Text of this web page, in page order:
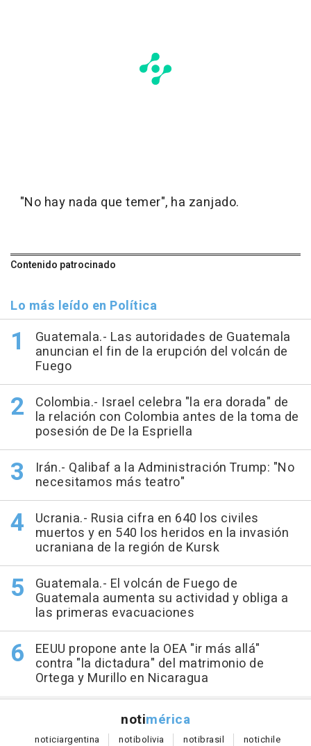
"No hay nada que temer", ha zanjado.
Contenido patrocinado
Lo más leído en Política
Guatemala.- Las autoridades de Guatemala
anuncian el fin de la erupción del volcán de
Fuego
Colombia.- Israel celebra "la era dorada" de
la relación con Colombia antes de la toma de
posesión de De la Espriella
Irán.- Qalibaf a la Administración Trump: "No
necesitamos más teatro"
Ucrania.- Rusia cifra en 640 los civiles
muertos y en 540 los heridos en la invasión
ucraniana de la región de Kursk
Guatemala.- El volcán de Fuego de
Guatemala aumenta su actividad y obliga a
las primeras evacuaciones
EEUU propone ante la OEA "ir más allá"
contra "la dictadura" del matrimonio de
Ortega y Murillo en Nicaragua
notimérica
noticiargentina notibolivia notibrasil notichile